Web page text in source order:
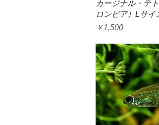
クイック
カージナル・テ
ロンビア）Lサイ
価格
￥1,500